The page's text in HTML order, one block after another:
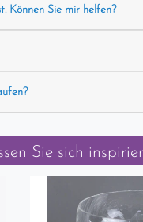
Können Sie mir helfen?
Sie sich